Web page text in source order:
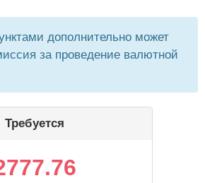
дополнительно может
за проведение валютной
Требуется